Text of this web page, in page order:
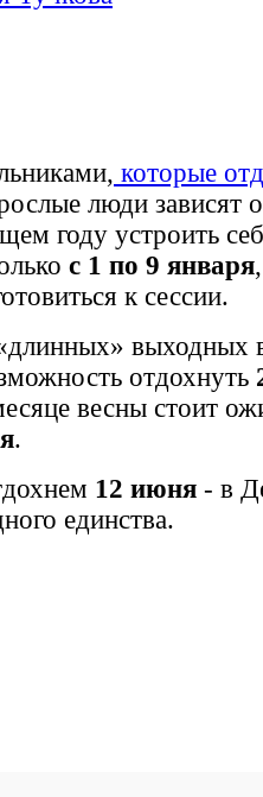
которые
люди зависят
году устроить
с 1 по 9 января
к сессии.
выходных
отдохнуть
весны стоит
.
12 июня - в
единства.